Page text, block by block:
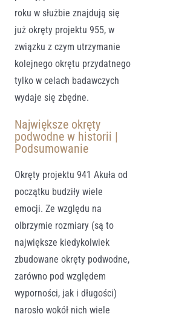
roku w służbie znajdują się
już okręty projektu 955, w
związku z czym utrzymanie
kolejnego okrętu przydatnego
tylko w celach badawczych
wydaje się zbędne.
Największe okręty
podwodne w historii |
Podsumowanie
Okręty projektu 941 Akuła od
początku budziły wiele
emocji. Ze względu na
olbrzymie rozmiary (są to
największe kiedykolwiek
zbudowane okręty podwodne,
zarówno pod względem
wyporności, jak i długości)
narosło wokół nich wiele